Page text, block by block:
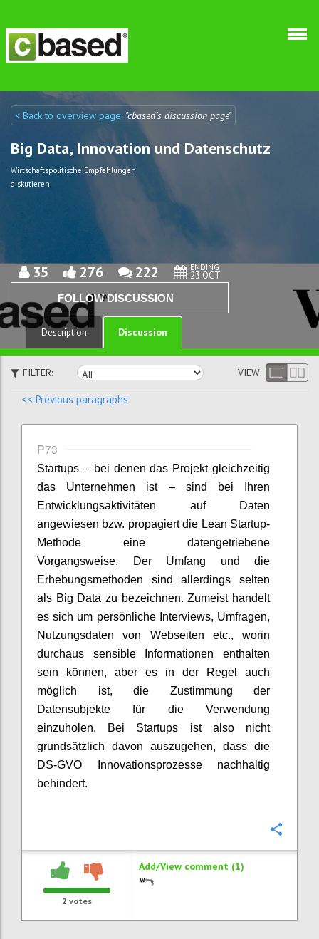
Discuto
Discuto
< Back to overview page: "cbased´s discussion page"
Big Data, Innovation und Datenschutz
Wirtschaftspolitische Empfehlungen
diskutieren
35 276 222 ENDING
23 OCT
FOLLOW DISCUSSION
Description Discussion
FILTER: VIEW:
<< Previous paragraphs
P73
Startups – bei denen das Projekt gleichzeitig
das Unternehmen ist – sind bei Ihren
Entwicklungsaktivitäten auf Daten
angewiesen bzw. propagiert die Lean Startup-
Methode eine datengetriebene
Vorgangsweise. Der Umfang und die
Erhebungsmethoden sind allerdings selten
als Big Data zu bezeichnen. Zumeist handelt
es sich um persönliche Interviews, Umfragen,
Nutzungsdaten von Webseiten etc., worin
durchaus sensible Informationen enthalten
sein können, aber es in der Regel auch
möglich ist, die Zustimmung der
Datensubjekte für die Verwendung
einzuholen. Bei Startups ist also nicht
grundsätzlich davon auszugehen, dass die
DS-GVO Innovationsprozesse nachhaltig
behindert.
2 votes
Add/View comment (1)